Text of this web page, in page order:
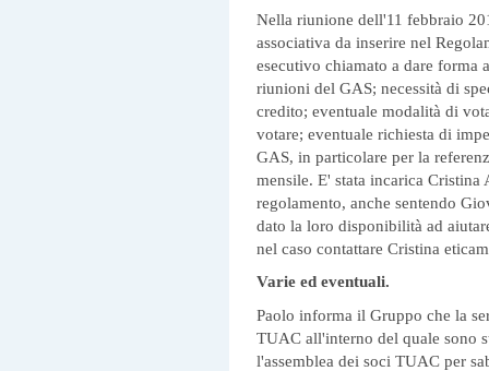
Nella riunione dell'11 febbraio
associativa da inserire nel
esecutivo chiamato a dare forma
riunioni del GAS; necessità di
credito; eventuale modalità di
votare; eventuale richiesta di
GAS, in particolare per la
mensile. E' stata incarica
regolamento, anche sentendo
dato la loro disponibilità ad
nel caso contattare Cristina
Varie ed eventuali.
Paolo informa il Gruppo che la
TUAC all'interno del quale sono
l'assemblea dei soci TUAC per